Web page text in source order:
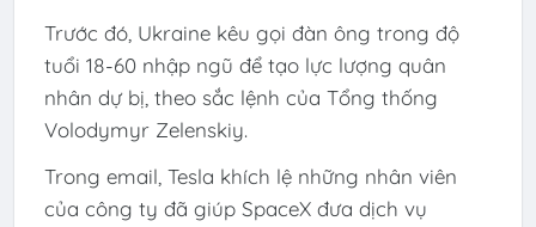
Trước đó, Ukraine kêu gọi đàn ông trong độ
tuổi 18-60 nhập ngũ để tạo lực lượng quân
nhân dự bị, theo sắc lệnh của Tổng thống
Volodymyr Zelenskiy.
Trong email, Tesla khích lệ những nhân viên
của công ty đã giúp SpaceX đưa dịch vụ